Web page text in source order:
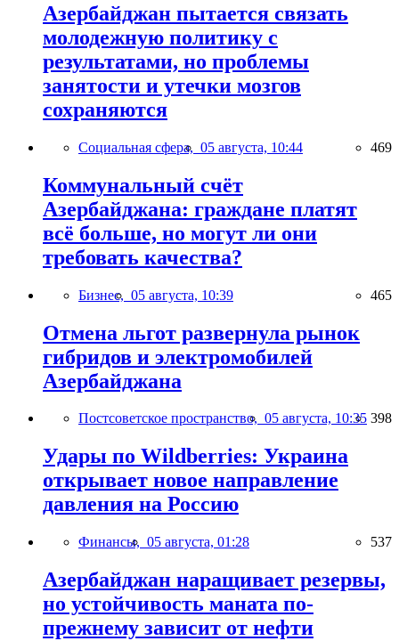
Азербайджан пытается связать
молодежную политику с
результатами, но проблемы
занятости и утечки мозгов
сохраняются
Социальная сфера, 05 августа, 10:44 469
Коммунальный счёт
Азербайджана: граждане платят
всё больше, но могут ли они
требовать качества?
Бизнес, 05 августа, 10:39 465
Отмена льгот развернула рынок
гибридов и электромобилей
Азербайджана
Постсоветское пространство, 05 августа, 10:35 398
Удары по Wildberries: Украина
открывает новое направление
давления на Россию
Финансы, 05 августа, 01:28 537
Азербайджан наращивает резервы,
но устойчивость маната по-
прежнему зависит от нефти